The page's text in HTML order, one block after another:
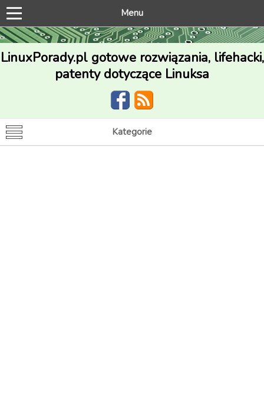
Menu
LinuxPorady.pl gotowe rozwiązania, lifehacki,
patenty dotyczące Linuksa
Kategorie